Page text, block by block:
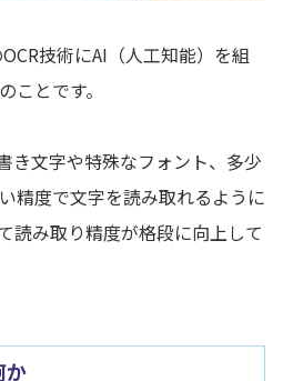
OCR技術にAI（人工知能）を組
ことです。
き文字や特殊なフォント、多少
精度で文字を読み取れるように
読み取り精度が格段に向上して
か